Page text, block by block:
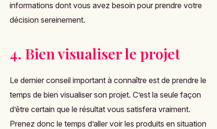
informations dont vous avez besoin pour prendre votre
décision sereinement.
4. Bien visualiser le projet
Le dernier conseil important à connaître est de prendre le
temps de bien visualiser son projet. C’est la seule façon
d’être certain que le résultat vous satisfera vraiment.
Prenez donc le temps d’aller voir les produits en situation